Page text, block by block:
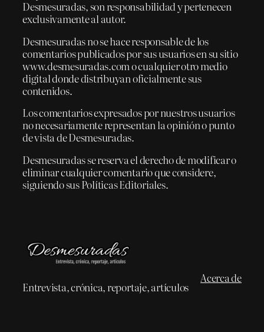
Desmesuradas, son responsabilidad y pertenecen
exclusivamente al autor.
Desmesuradas no se hace responsable de los
comentarios publicados por sus usuarios en su sitio
www.desmesuradas.com o cualquier otro medio
digital donde distribuyan oficialmente sus
contenidos.
Los comentarios expresados por nuestros usuarios
no necesariamente representan la opinión o punto
de vista de Desmesuradas.
Desmesuradas se reserva el derecho de modificar o
eliminar cualquier comentario que considere,
siguiendo sus Políticas Editoriales.
Entrevista, crónica, reportaje, artículos
Acerca de